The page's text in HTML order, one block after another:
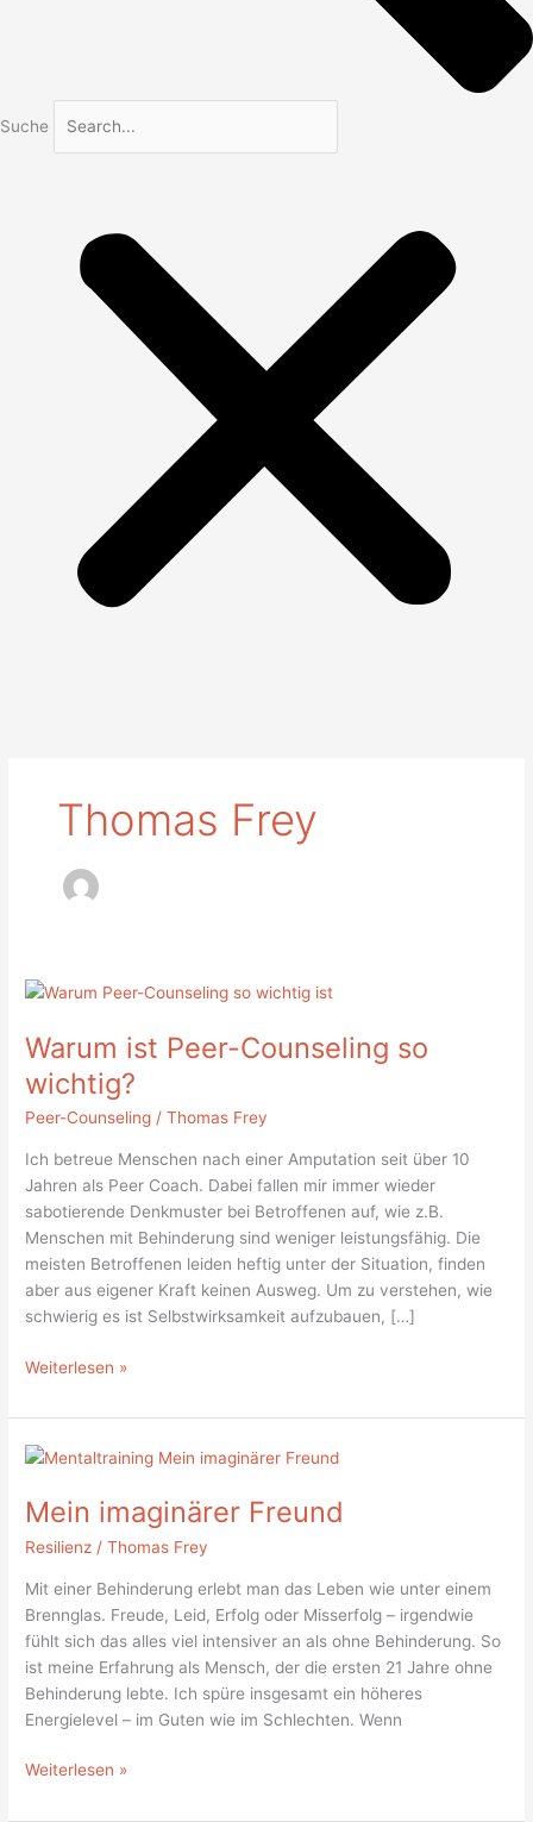
Suche
Thomas Frey
Warum ist Peer-Counseling so
wichtig?
Peer-Counseling /Thomas Frey
Ich betreue Menschen nach einer Amputation seit über 10
Jahren als Peer Coach. Dabei fallen mir immer wieder
sabotierende Denkmuster bei Betroffenen auf, wie z.B.
Menschen mit Behinderung sind weniger leistungsfähig. Die
meisten Betroffenen leiden heftig unter der Situation, finden
aber aus eigener Kraft keinen Ausweg. Um zu verstehen, wie
schwierig es ist Selbstwirksamkeit aufzubauen, […]
Warum
Peer-
Counseling
so
wichtig?
Weiterlesen »
Mein imaginärer Freund
Resilienz /Thomas Frey
Mit einer Behinderung erlebt man das Leben wie unter einem
Brennglas. Freude, Leid, Erfolg oder Misserfolg – irgendwie
fühlt sich das alles viel intensiver an als ohne Behinderung. So
ist meine Erfahrung als Mensch, der die ersten 21 Jahre ohne
Behinderung lebte. Ich spüre insgesamt ein höheres
Energielevel – im Guten wie im Schlechten. Wenn
Mein
Freund
Weiterlesen »